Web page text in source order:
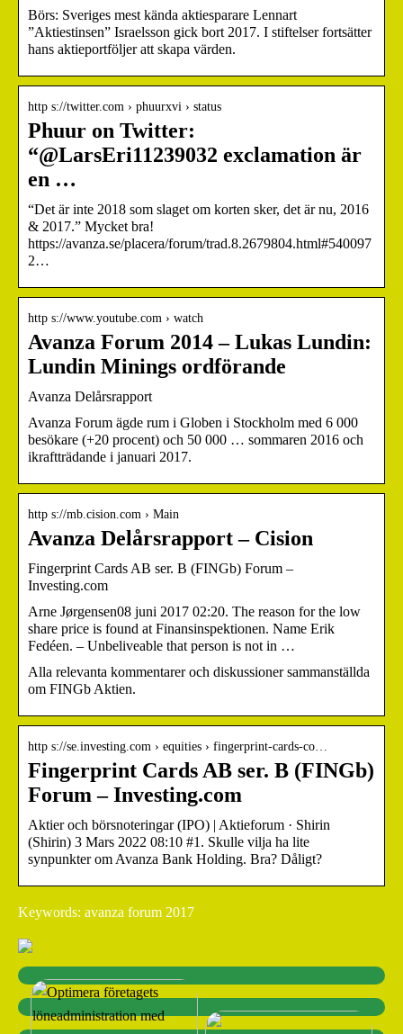
Börs: Sveriges mest kända aktiesparare Lennart
”Aktiestinsen” Israelsson gick bort 2017. I stiftelser fortsätter
hans aktieportföljer att skapa värden.
http s://twitter.com › phuurxvi › status
Phuur on Twitter:
“@LarsEri11239032 exclamation är
en …
“Det är inte 2018 som slaget om korten sker, det är nu, 2016
& 2017.” Mycket bra!
https://avanza.se/placera/forum/trad.8.2679804.html#540097
2…
http s://www.youtube.com › watch
Avanza Forum 2014 – Lukas Lundin:
Lundin Minings ordförande
Avanza Delårsrapport
Avanza Forum ägde rum i Globen i Stockholm med 6 000
besökare (+20 procent) och 50 000 … sommaren 2016 och
ikraftträdande i januari 2017.
http s://mb.cision.com › Main
Avanza Delårsrapport – Cision
Fingerprint Cards AB ser. B (FINGb) Forum –
Investing.com
Arne Jørgensen08 juni 2017 02:20. The reason for the low
share price is found at Finansinspektionen. Name Erik
Fedéen. – Unbeliveable that person is not in …
Alla relevanta kommentarer och diskussioner sammanställda
om FINGb Aktien.
http s://se.investing.com › equities › fingerprint-cards-co…
Fingerprint Cards AB ser. B (FINGb)
Forum – Investing.com
Aktier och börsnoteringar (IPO) | Aktieforum · Shirin
(Shirin) 3 Mars 2022 08:10 #1. Skulle vilja ha lite
synpunkter om Avanza Bank Holding. Bra? Dåligt?
Keywords: avanza forum 2017